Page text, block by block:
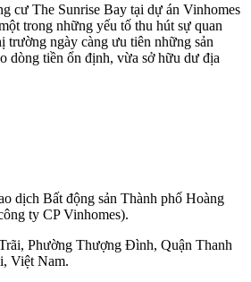
cư The Sunrise Bay tại dự án Vinhomes
trong những yếu tố thu hút sự quan
trường ngày càng ưu tiên những sản
dòng tiền ổn định, vừa sở hữu dư địa
dịch Bất động sản Thành phố Hoàng
ty CP Vinhomes).
Phường Thượng Đình, Quận Thanh
Việt Nam.